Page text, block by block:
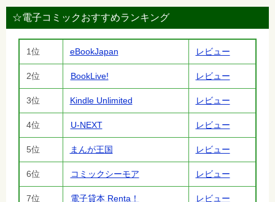
☆電子コミックおすすめランキング
1位 eBookJapan レビュー
2位 BookLive! レビュー
3位 Kindle Unlimited レビュー
4位 U-NEXT レビュー
5位 まんが王国 レビュー
6位 コミックシーモア レビュー
7位 電子貸本 Renta！ レビュー